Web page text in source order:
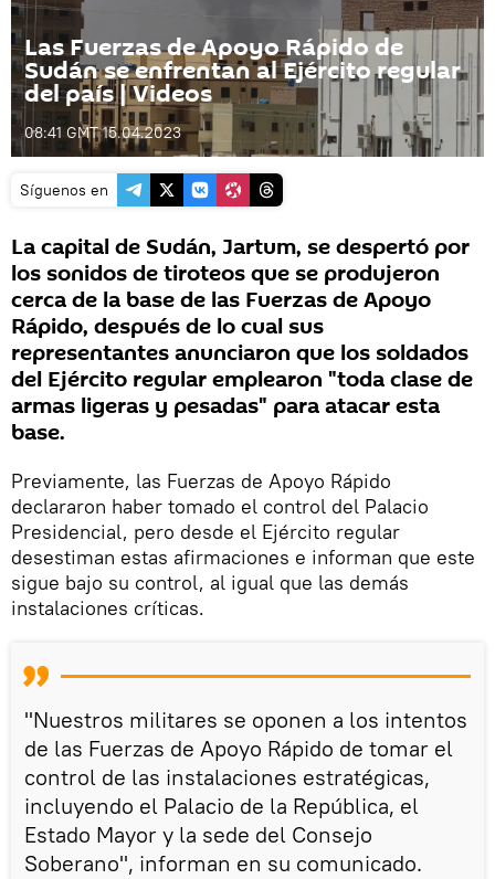
Las Fuerzas de Apoyo Rápido de
Sudán se enfrentan al Ejército regular
del país | Videos
08:41 GMT 15.04.2023
Síguenos en
La capital de Sudán, Jartum, se despertó por
los sonidos de tiroteos que se produjeron
cerca de la base de las Fuerzas de Apoyo
Rápido, después de lo cual sus
representantes anunciaron que los soldados
del Ejército regular emplearon "toda clase de
armas ligeras y pesadas" para atacar esta
base.
Previamente, las Fuerzas de Apoyo Rápido
declararon haber tomado el control del Palacio
Presidencial, pero desde el Ejército regular
desestiman estas afirmaciones e informan que este
sigue bajo su control, al igual que las demás
instalaciones críticas.
"Nuestros militares se oponen a los intentos
de las Fuerzas de Apoyo Rápido de tomar el
control de las instalaciones estratégicas,
incluyendo el Palacio de la República, el
Estado Mayor y la sede del Consejo
Soberano", informan en su comunicado.